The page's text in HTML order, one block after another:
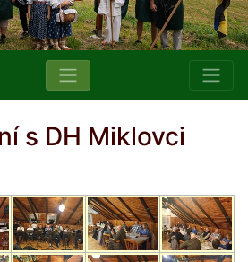
s DH Miklovci